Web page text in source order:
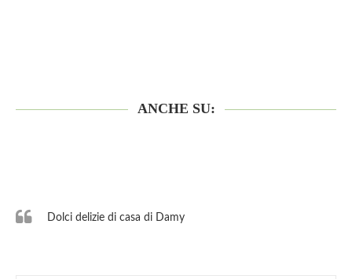
ANCHE SU:
Dolci delizie di casa di Damy